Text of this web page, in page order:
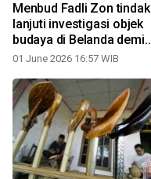
Menbud Fadli Zon tindak
lanjuti investigasi objek
budaya di Belanda demi
keadilan sejarah
01 June 2026 16:57 WIB